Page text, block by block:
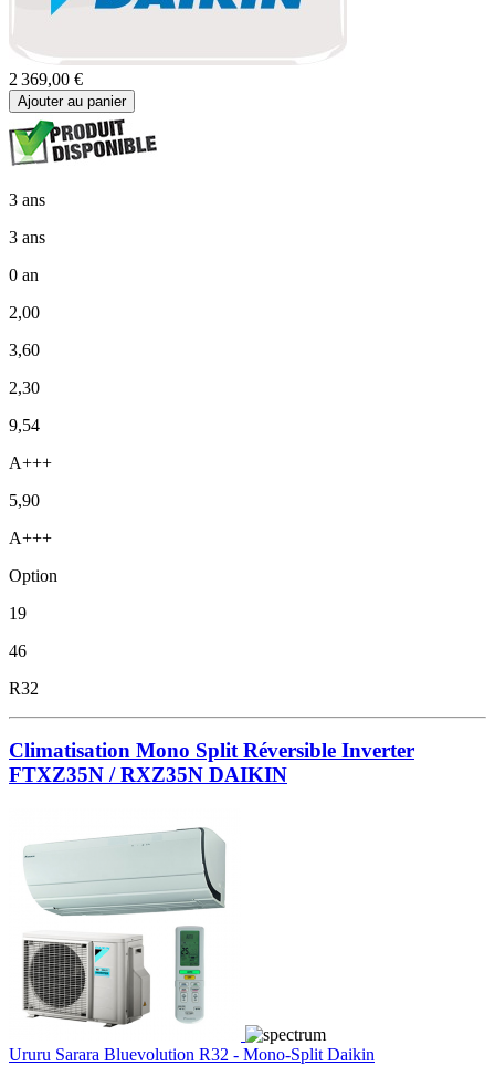
2 369,00 €
Ajouter au panier
3 ans
3 ans
0 an
2,00
3,60
2,30
9,54
A+++
5,90
A+++
Option
19
46
R32
Climatisation Mono Split Réversible Inverter
FTXZ35N / RXZ35N DAIKIN
Ururu Sarara Bluevolution R32 - Mono-Split Daikin